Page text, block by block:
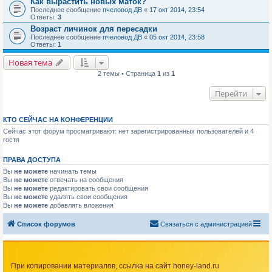
Последнее сообщение пчеловод ДВ « 17 окт 2014, 23:54
Ответы: 3
Возраст личинок для пересадки
Последнее сообщение пчеловод ДВ « 05 окт 2014, 23:58
Ответы: 1
Новая тема
2 темы • Страница 1 из 1
Перейти
КТО СЕЙЧАС НА КОНФЕРЕНЦИИ
Сейчас этот форум просматривают: нет зарегистрированных пользователей и 4
гостя
ПРАВА ДОСТУПА
Вы не можете начинать темы
Вы не можете отвечать на сообщения
Вы не можете редактировать свои сообщения
Вы не можете удалять свои сообщения
Вы не можете добавлять вложения
Список форумов Связаться с администрацией
При копировании материалов, ссылка на сайт honey-land.ru